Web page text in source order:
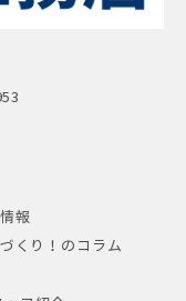
報
くり！のコラム